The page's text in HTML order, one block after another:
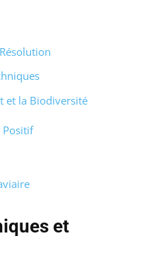
et la Biodiversité
Positif
et